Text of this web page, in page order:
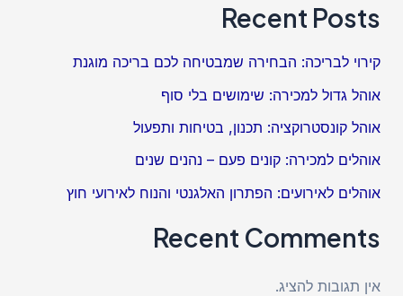
Recent Posts
קירוי לבריכה: הבחירה שמבטיחה לכם בריכה מוגנת
אוהל גדול למכירה: שימושים בלי סוף
אוהל קונסטרוקציה: תכנון, בטיחות ותפעול
אוהלים למכירה: קונים פעם – נהנים שנים
אוהלים לאירועים: הפתרון האלגנטי והנוח לאירועי חוץ
Recent Comments
אין תגובות להציג.